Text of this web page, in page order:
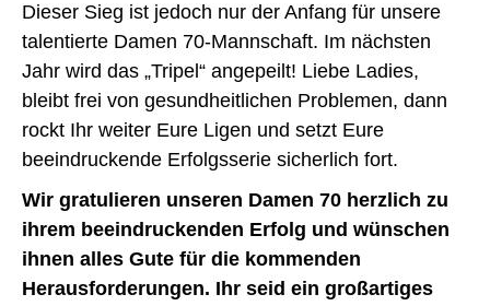
Dieser Sieg ist jedoch nur der Anfang für unsere
talentierte Damen 70-Mannschaft. Im nächsten
Jahr wird das „Tripel“ angepeilt! Liebe Ladies,
bleibt frei von gesundheitlichen Problemen, dann
rockt Ihr weiter Eure Ligen und setzt Eure
beeindruckende Erfolgsserie sicherlich fort.
Wir gratulieren unseren Damen 70 herzlich zu
ihrem beeindruckenden Erfolg und wünschen
ihnen alles Gute für die kommenden
Herausforderungen. Ihr seid ein großartiges